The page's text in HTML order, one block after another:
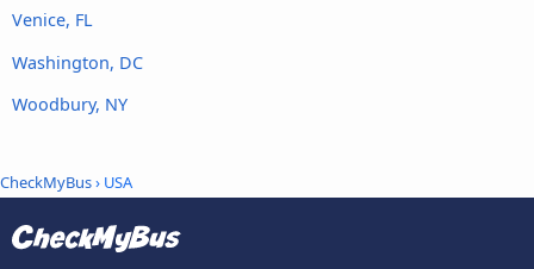
Venice, FL
Washington, DC
Woodbury, NY
CheckMyBus› USA